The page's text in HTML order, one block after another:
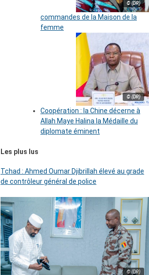
© (DR)
commandes de la Maison de la
femme
© (DR)
Coopération : la Chine décerne à
Allah Maye Halina la Médaille du
diplomate éminent
Les plus lus
Tchad : Ahmed Oumar Djibrillah élevé au grade
de contrôleur général de police
© (DR)